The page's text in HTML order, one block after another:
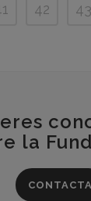
42 43
la
CONTACTA